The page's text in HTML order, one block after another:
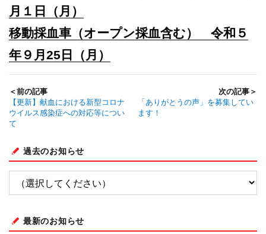
月１日（月）
移動採血車（オープン採血含む） 令和５
年９月25日（月）
＜前の記事
【更新】献血における新型コロナ
ウイルス感染症への対応等につい
て
次の記事＞
「ありがとうの声」を募集してい
ます！
過去のお知らせ
最新のお知らせ